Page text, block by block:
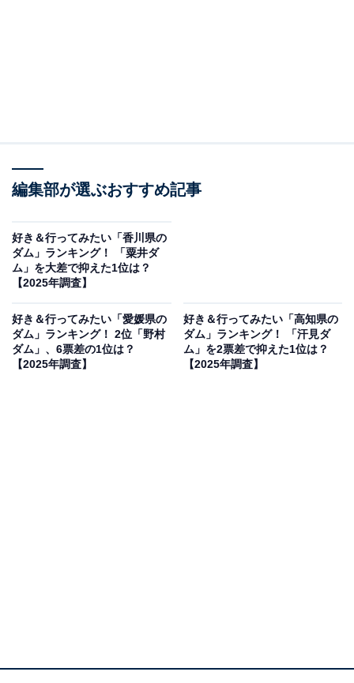
回答者からは「ダムだけでなく子供が楽しめるエネルギ
「大歩危・小歩危周辺観光が好きで、ダム景観もきれい
な為」（40代女性／東京都）、「珍しい形をしたダムと
して知られていますし、静かな場所なのでゆっくり過ご
すのに最適だと思います。春には桜スポットとして人気
がありますので桜とダムの景色を堪能したいと思いまし
た」（30代男性／福岡県）といった声が集まりました。
編集部が選ぶおすすめ記事
好き＆行ってみたい「香川県の
ダム」ランキング！ 「粟井ダ
ム」を大差で抑えた1位は？
【2025年調査】
好き＆行ってみたい「愛媛県の
ダム」ランキング！ 2位「野村
ダム」、6票差の1位は？
【2025年調査】
好き＆行ってみたい「高知県の
ダム」ランキング！ 「汗見ダ
ム」を2票差で抑えた1位は？
【2025年調査】